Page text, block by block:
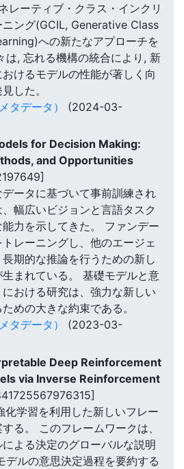
レーティブ・クラス・インクリ
ニング(GCIL, Generative Class
への新たなアプローチを
は, 忘れる機構の統合により, 新
けるモデルの性能が著しく向
した。
タデータ）
(2024-03-
for Decision Making:
and Opportunities
ータに基づいて事前訓練され
幅広いビジョンと言語タスク
力を示してきた。 ファンデー
レーニングし、他のエージェ
期的な推論を行うための新し
まれている。 基礎モデルと意
おける研究は、強力な新しい
めの大きな約束である。
タデータ）
(2023-03-
Deep Reinforcement
via Inverse Reinforcement
化学習を利用した新しいフレー
る。 このフレームワークは、
よる決定のグローバルな説明
デルの意思決定過程を要約する